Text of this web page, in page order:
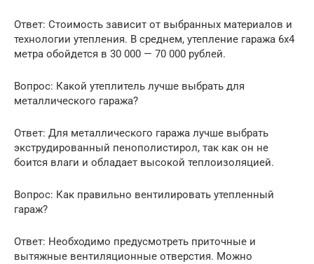
Ответ: Стоимость зависит от выбранных материалов и
технологии утепления. В среднем, утепление гаража 6х4
метра обойдется в 30 000 — 70 000 рублей.
Вопрос: Какой утеплитель лучше выбрать для
металлического гаража?
Ответ: Для металлического гаража лучше выбрать
экструдированный пенополистирол, так как он не
боится влаги и обладает высокой теплоизоляцией.
Вопрос: Как правильно вентилировать утепленный
гараж?
Ответ: Необходимо предусмотреть приточные и
вытяжные вентиляционные отверстия. Можно